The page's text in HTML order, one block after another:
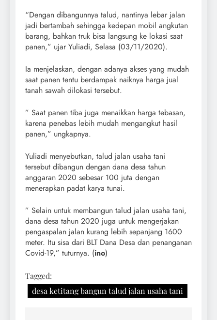
“Dengan dibangunnya talud, nantinya lebar jalan
jadi bertambah sehingga kedepan mobil angkutan
barang, bahkan truk bisa langsung ke lokasi saat
panen,” ujar Yuliadi, Selasa (03/11/2020).
Ia menjelaskan, dengan adanya akses yang mudah
saat panen tentu berdampak naiknya harga jual
tanah sawah dilokasi tersebut.
” Saat panen tiba juga menaikkan harga tebasan,
karena penebas lebih mudah mengangkut hasil
panen,” ungkapnya.
Yuliadi menyebutkan, talud jalan usaha tani
tersebut dibangun dengan dana desa tahun
anggaran 2020 sebesar 100 juta dengan
menerapkan padat karya tunai.
” Selain untuk membangun talud jalan usaha tani,
dana desa tahun 2020 juga untuk mengerjakan
pengaspalan jalan kurang lebih sepanjang 1600
meter. Itu sisa dari BLT Dana Desa dan penanganan
Covid-19,” tuturnya. (ino)
Tagged:
desa ketitang bangun talud jalan usaha tani